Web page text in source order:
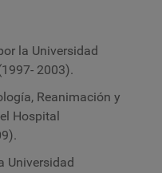
la Universidad
2003).
Reanimación y
Hospital
Universidad